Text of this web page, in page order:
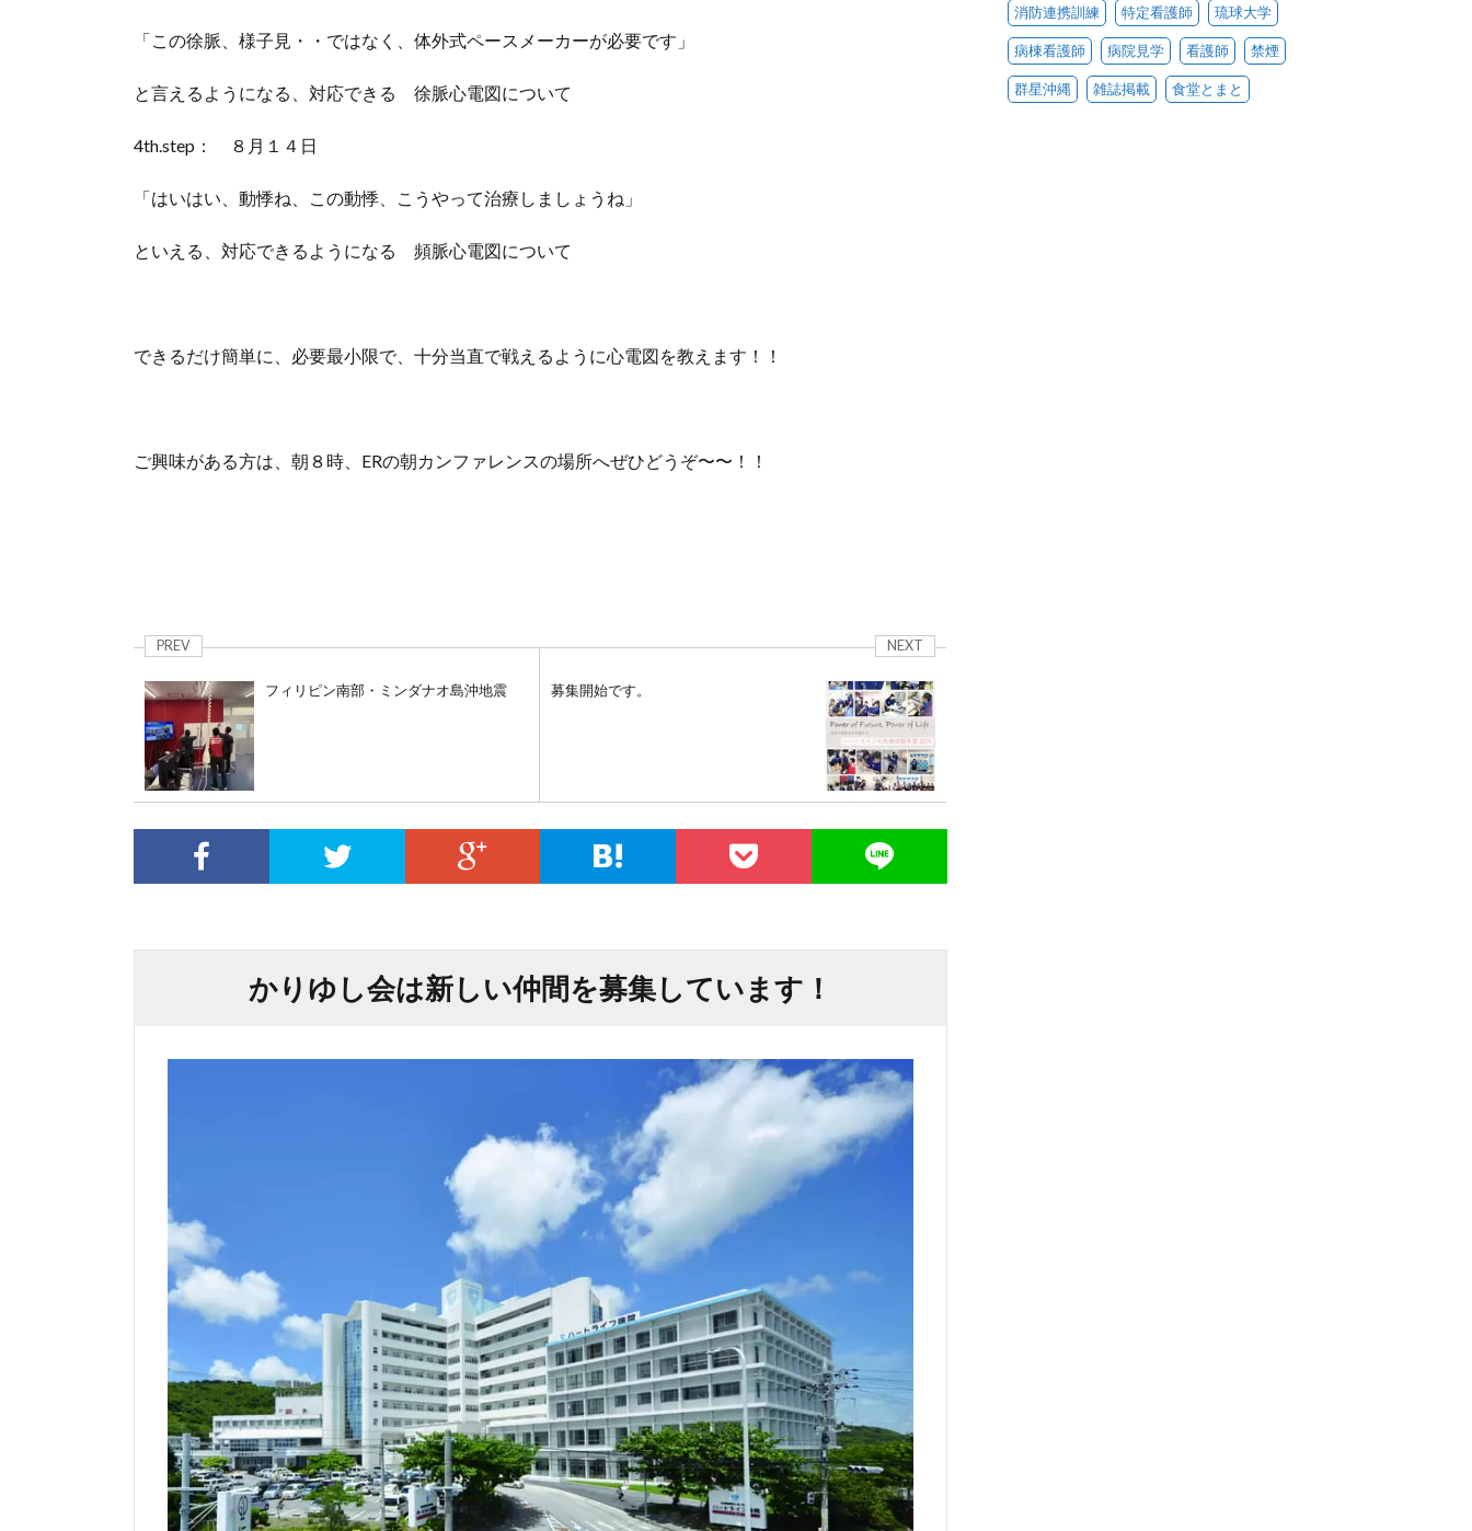
「この徐脈、様子見・・ではなく、体外式ペースメーカーが必要です」
と言えるようになる、対応できる 徐脈心電図について
4th.step： ８月１４日
「はいはい、動悸ね、この動悸、こうやって治療しましょうね」
といえる、対応できるようになる 頻脈心電図について
できるだけ簡単に、必要最小限で、十分当直で戦えるように心電図を教えます！！
ご興味がある方は、朝８時、ERの朝カンファレンスの場所へぜひどうぞ〜〜！！
PREV
フィリピン南部・ミンダナオ島沖地震
NEXT
募集開始です。
かりゆし会は新しい仲間を募集しています！
消防連携訓練 特定看護師 琉球大学
病棟看護師 病院見学 看護師 禁煙
群星沖縄 雑誌掲載 食堂とまと